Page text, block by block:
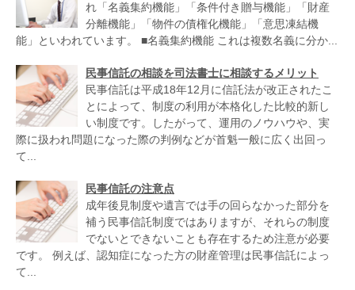
れ「名義集約機能」「条件付き贈与機能」「財産
分離機能」「物件の債権化機能」「意思凍結機
能」といわれています。 ■名義集約機能 これは複数名義に分か...
民事信託の相談を司法書士に相談するメリット
民事信託は平成18年12月に信託法が改正されたこ
とによって、制度の利用が本格化した比較的新し
い制度です。したがって、運用のノウハウや、実
際に扱われ問題になった際の判例などが首魁一般に広く出回っ
て...
民事信託の注意点
成年後見制度や遺言では手の回らなかった部分を
補う民事信託制度ではありますが、それらの制度
でないとできないことも存在するため注意が必要
です。 例えば、認知症になった方の財産管理は民事信託によっ
て...